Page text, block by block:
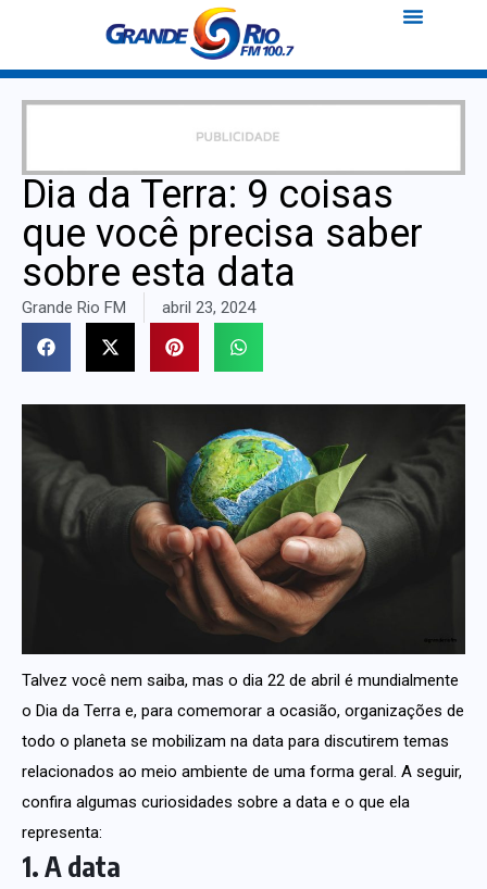
Dia da Terra: 9 coisas
que você precisa saber
sobre esta data
Grande Rio FM abril 23, 2024
Talvez você nem saiba, mas o dia 22 de abril é mundialmente
o Dia da Terra e, para comemorar a ocasião, organizações de
todo o planeta se mobilizam na data para discutirem temas
relacionados ao meio ambiente de uma forma geral. A seguir,
confira algumas curiosidades sobre a data e o que ela
representa:
1. A data